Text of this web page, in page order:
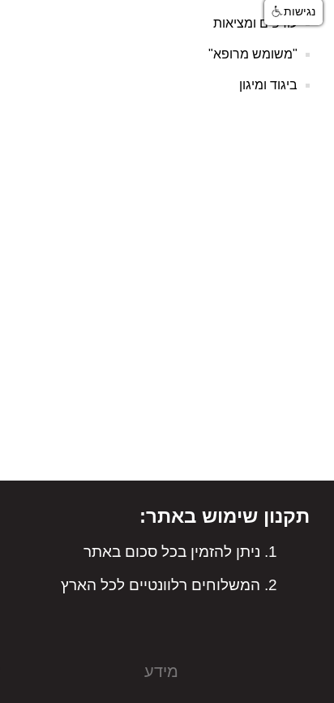
עודפים ומציאות
"משומש מרופא"
ביגוד ומיגון
תקנון שימוש באתר:
ניתן להזמין בכל סכום באתר
המשלוחים רלוונטיים לכל הארץ
מידע
נגישות